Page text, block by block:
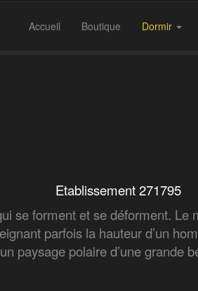
Accueil Boutique Dormir
271795
se forment et se déforment. Le
parfois la hauteur d’un
paysage polaire d’une grande